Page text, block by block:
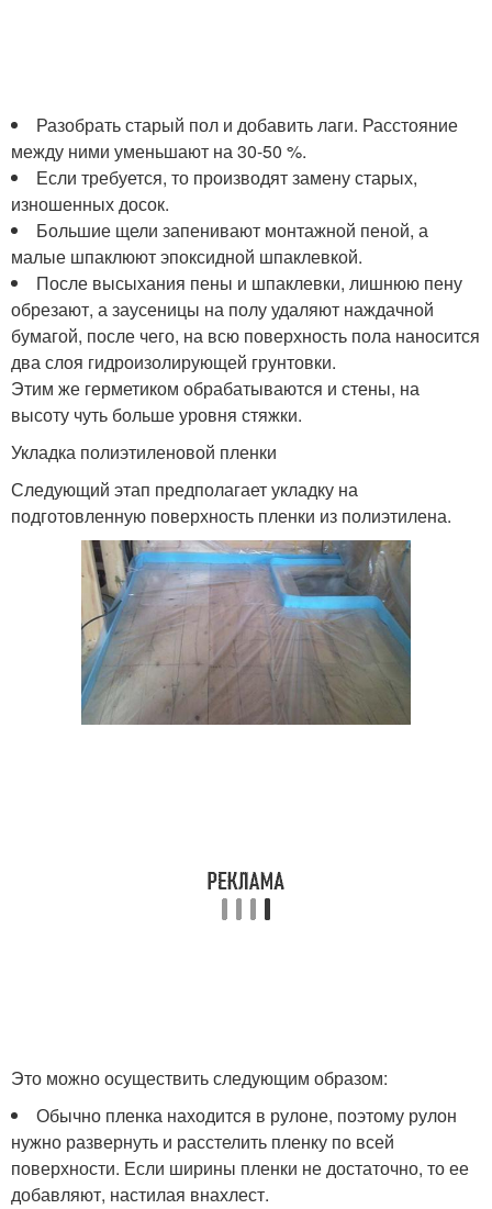
Разобрать старый пол и добавить лаги. Расстояние
между ними уменьшают на 30-50 %.
Если требуется, то производят замену старых,
изношенных досок.
Большие щели запенивают монтажной пеной, а
малые шпаклюют эпоксидной шпаклевкой.
После высыхания пены и шпаклевки, лишнюю пену
обрезают, а заусеницы на полу удаляют наждачной
бумагой, после чего, на всю поверхность пола наносится
два слоя гидроизолирующей грунтовки.
Этим же герметиком обрабатываются и стены, на
высоту чуть больше уровня стяжки.
Укладка полиэтиленовой пленки
Следующий этап предполагает укладку на
подготовленную поверхность пленки из полиэтилена.
Это можно осуществить следующим образом:
Обычно пленка находится в рулоне, поэтому рулон
нужно развернуть и расстелить пленку по всей
поверхности. Если ширины пленки не достаточно, то ее
добавляют, настилая внахлест.